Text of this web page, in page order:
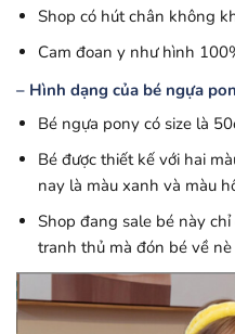
Shop có hút chân không
Cam đoan y như hình
– Hình dạng của bé ngựa
Bé ngựa pony có size là
Bé được thiết kế với hai
nay là màu xanh và màu
Shop đang sale bé này
tranh thủ mà đón bé về nè